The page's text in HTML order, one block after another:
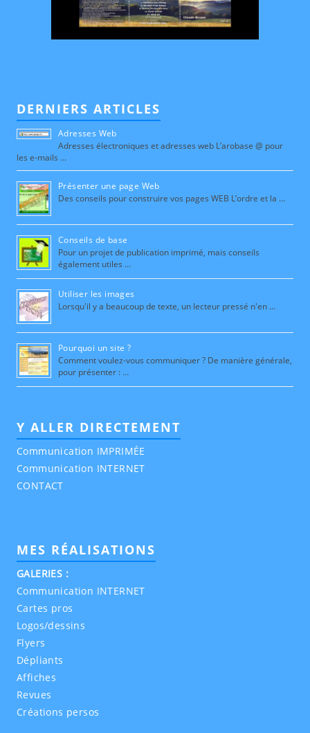
DERNIERS ARTICLES
Adresses Web
Adresses électroniques et adresses web L’arobase @ pour
les e-mails …
Présenter une page Web
Des conseils pour construire vos pages WEB L’ordre et la …
Conseils de base
Pour un projet de publication imprimé, mais conseils
également utiles …
Utiliser les images
Lorsqu'il y a beaucoup de texte, un lecteur pressé n'en …
Pourquoi un site ?
Comment voulez-vous communiquer ? De manière générale,
pour présenter : …
Y ALLER DIRECTEMENT
Communication IMPRIMÉE
Communication INTERNET
CONTACT
MES RÉALISATIONS
GALERIES :
Communication INTERNET
Cartes pros
Logos/dessins
Flyers
Dépliants
Affiches
Revues
Créations persos